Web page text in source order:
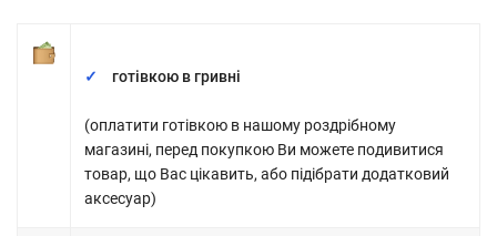
готівкою в гривні
(оплатити готівкою в нашому роздрібному
магазині, перед покупкою Ви можете подивитися
товар, що Вас цікавить, або підібрати додатковий
аксесуар)